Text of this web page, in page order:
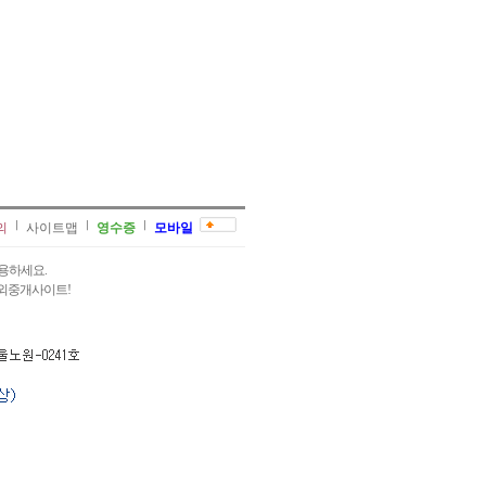
사이트맵 영수증 모바일
하세요.
중개사이트!